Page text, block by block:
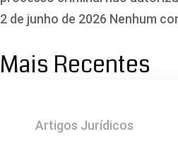
2 de junho de 2026 Nenhum
Mais Recentes
Artigos Jurídicos